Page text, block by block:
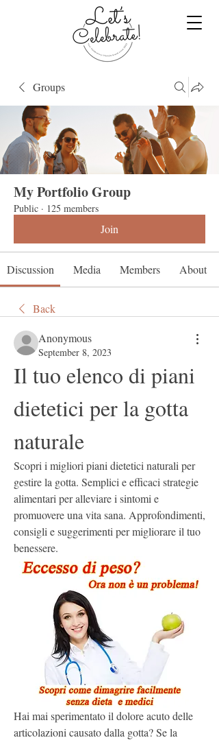
Groups
My Portfolio Group
Public · 125 members
Join
Discussion Media Members About
Back
Anonymous
September 8, 2023
Il tuo elenco di piani
dietetici per la gotta
naturale
Scopri i migliori piani dietetici naturali per
gestire la gotta. Semplici e efficaci strategie
alimentari per alleviare i sintomi e
promuovere una vita sana. Approfondimenti,
consigli e suggerimenti per migliorare il tuo
benessere.
Hai mai sperimentato il dolore acuto delle
articolazioni causato dalla gotta? Se la